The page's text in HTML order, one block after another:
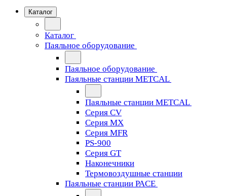
Каталог
Каталог
Паяльное оборудование
Паяльное оборудование
Паяльные станции METCAL
Паяльные станции METCAL
Серия CV
Серия MX
Серия MFR
PS-900
Серия GT
Наконечники
Термовоздушные станции
Паяльные станции PACE